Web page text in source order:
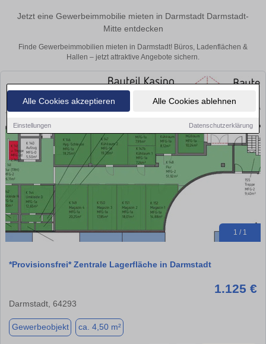
Alle Cookies akzeptieren Alle Cookies ablehnen
Einstellungen Datenschutzerklärung
Jetzt eine Gewerbeimmobilie mieten in Darmstadt Darmstadt-
Mitte entdecken
Finde Gewerbeimmobilien mieten in Darmstadt! Büros, Ladenflächen &
Hallen – jetzt attraktive Angebote sichern.
1 / 1
*Provisionsfrei* Zentrale Lagerfläche in Darmstadt
1.125 €
Darmstadt, 64293
Gewerbeobjekt ca. 4,50 m²